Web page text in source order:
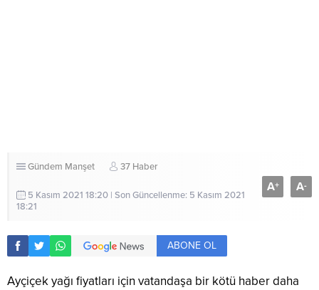
Gündem Manşet 37 Haber
5 Kasım 2021 18:20 | Son Güncellenme: 5 Kasım 2021
18:21
A+ A-
ABONE OL
Ayçiçek yağı fiyatları için vatandaşa bir kötü haber daha